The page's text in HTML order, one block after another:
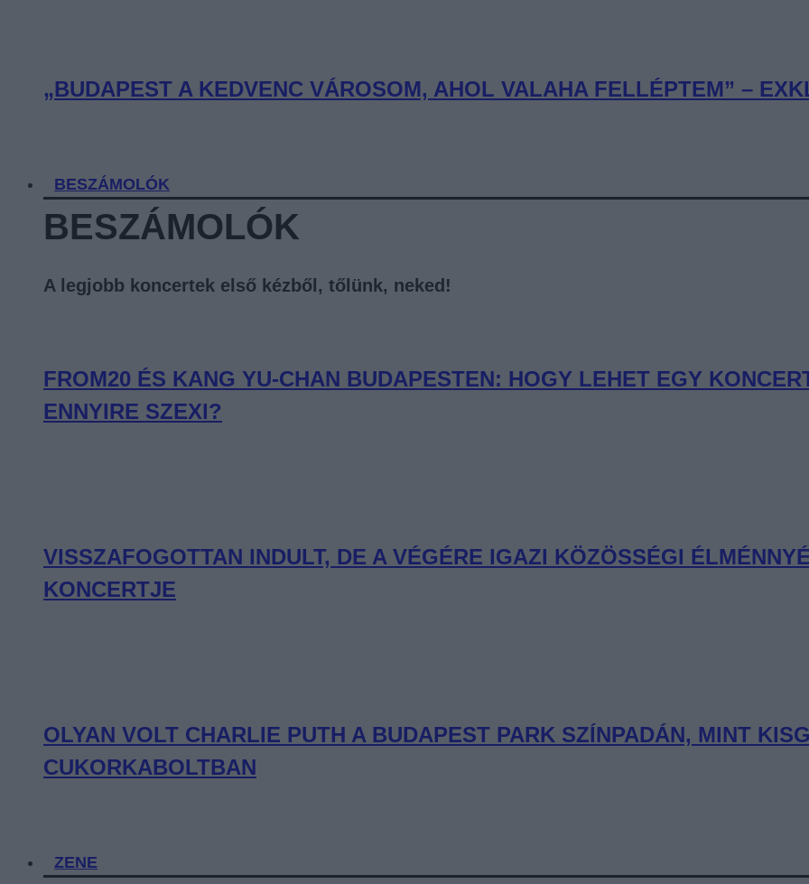
„BUDAPEST A KEDVENC VÁROSOM, AHOL VALAHA FELLÉPTEM” –
BESZÁMOLÓK
BESZÁMOLÓK
A legjobb koncertek első kézből, tőlünk, neked!
FROM20 ÉS KANG YU-CHAN BUDAPESTEN: HOGY LEHET EGY
ENNYIRE SZEXI?
VISSZAFOGOTTAN INDULT, DE A VÉGÉRE IGAZI KÖZÖSSÉGI
KONCERTJE
OLYAN VOLT CHARLIE PUTH A BUDAPEST PARK SZÍNPADÁN, MINT
CUKORKABOLTBAN
ZENE